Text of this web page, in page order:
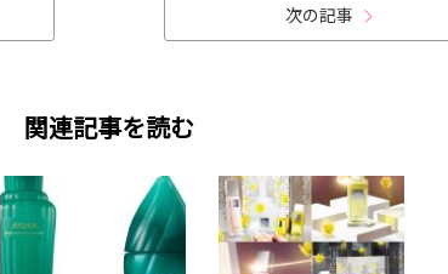
次の記事
関連記事を読む